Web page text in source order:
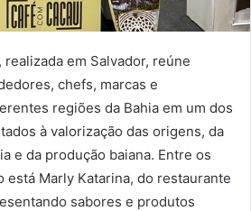
realizada em Salvador, reúne
chefs, marcas e
regiões da Bahia em um dos
à valorização das origens, da
e da produção baiana. Entre os
Marly Katarina, do restaurante
sabores e produtos